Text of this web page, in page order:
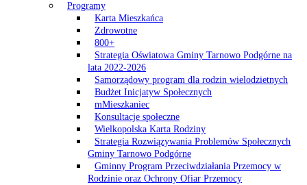
Programy
Karta Mieszkańca
Zdrowotne
800+
Strategia Oświatowa Gminy Tarnowo Podgórne na
lata 2022-2026
Samorządowy program dla rodzin wielodzietnych
Budżet Inicjatyw Społecznych
mMieszkaniec
Konsultacje społeczne
Wielkopolska Karta Rodziny
Strategia Rozwiązywania Problemów Społecznych
Gminy Tarnowo Podgórne
Gminny Program Przeciwdziałania Przemocy w
Rodzinie oraz Ochrony Ofiar Przemocy